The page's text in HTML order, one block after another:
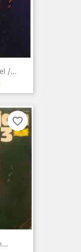
/...
favorite_border